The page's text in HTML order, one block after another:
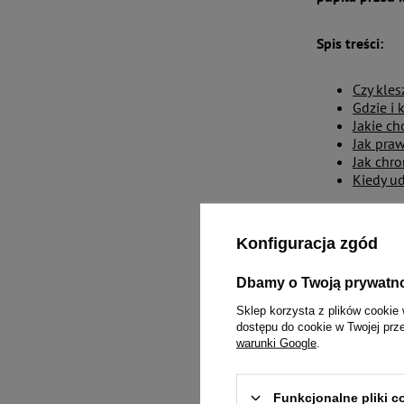
Spis treści:
Czy
Gdzie i
Jakie
Jak
Jak
Kiedy
Czy
Tak,
kota może
Szczególnie
doprowadzić
Konfiguracja zgód
Dbamy o Twoją
Sklep korzysta z plików cookie
dostępu do cookie w Twojej
warunki Google
Funkcjonalne pliki